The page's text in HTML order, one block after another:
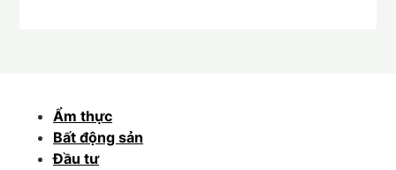
Ẩm thực
Bất động sản
Đầu tư